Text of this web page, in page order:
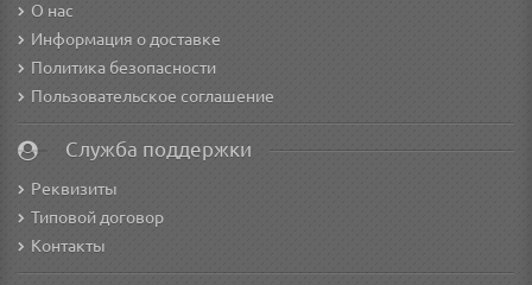
О нас
Информация о доставке
Политика безопасности
Пользовательское соглашение
Служба поддержки
Реквизиты
Типовой договор
Контакты